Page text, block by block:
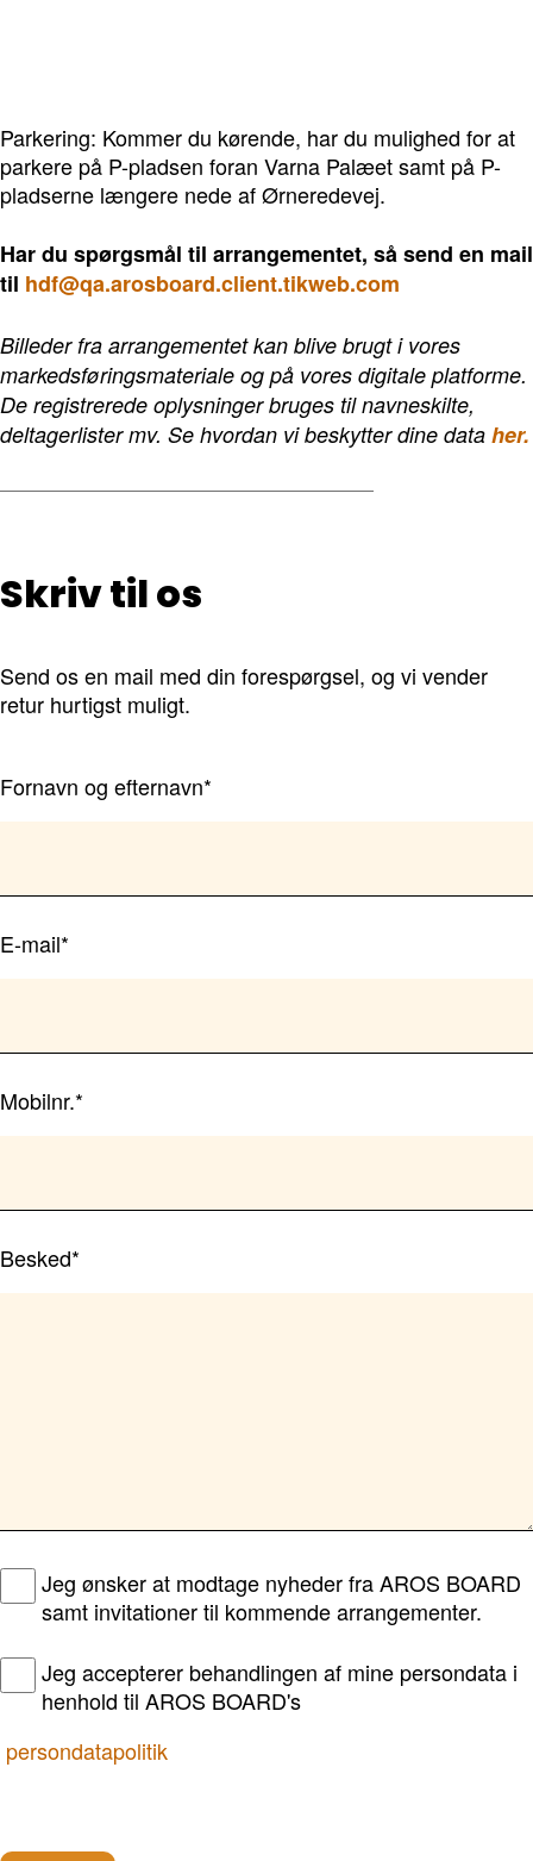
Parkering: Kommer du kørende, har du mulighed for at
parkere på P-pladsen foran Varna Palæet samt på P-
pladserne længere nede af Ørneredevej.
Har du spørgsmål til arrangementet, så send en mail
til hdf@qa.arosboard.client.tikweb.com
Billeder fra arrangementet kan blive brugt i vores
markedsføringsmateriale og på vores digitale platforme.
De registrerede oplysninger bruges til navneskilte,
deltagerlister mv. Se hvordan vi beskytter dine data her.
Skriv til os
Send os en mail med din forespørgsel, og vi vender
retur hurtigst muligt.
Fornavn og efternavn*
E-mail*
Mobilnr.*
Besked*
Jeg ønsker at modtage nyheder fra AROS BOARD
samt invitationer til kommende arrangementer.
Jeg accepterer behandlingen af mine persondata i
henhold til AROS BOARD's
persondatapolitik